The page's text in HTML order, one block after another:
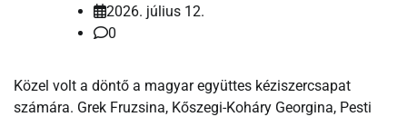
2026. július 12.
0
Közel volt a döntő a magyar együttes kéziszercsapat
számára. Grek Fruzsina, Kőszegi-Koháry Georgina, Pesti